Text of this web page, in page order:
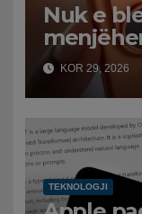
Nuk e
Apple
ri me
KOR 29, 2026
TEKNOLOGJI